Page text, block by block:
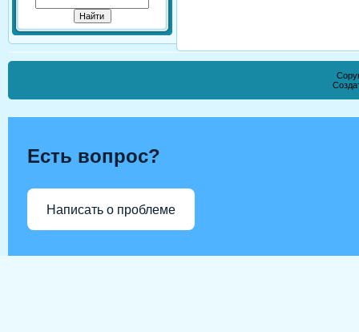
Есть вопрос?
Написать о проблеме